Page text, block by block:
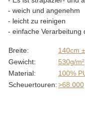
- weich und angenehm
- leicht zu reinigen
- einfache Verarbeitung
Produkteigenschaft
Wert
Breite:
140cm
Gewicht:
530g/m²
Material:
100%
Scheuertouren:>68.000